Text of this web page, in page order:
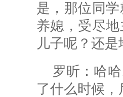
是，那位同
养媳，受尽
儿子呢？还
罗昕： 哈
了什么时候